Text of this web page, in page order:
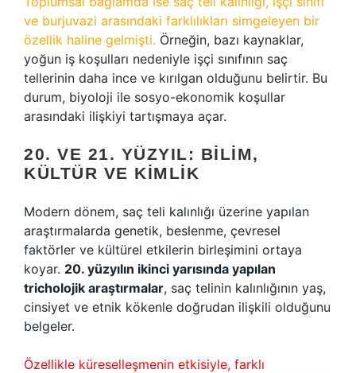
ve burjuvazi arasındaki farklılıkları simgeleyen bir
özellik haline gelmişti. Örneğin, bazı kaynaklar,
yoğun iş koşulları nedeniyle işçi sınıfının saç
tellerinin daha ince ve kırılgan olduğunu belirtir. Bu
durum, biyoloji ile sosyo-ekonomik koşullar
arasındaki ilişkiyi tartışmaya açar.
20. VE 21. YÜZYIL: BILIM,
KÜLTÜR VE KIMLIK
Modern dönem, saç teli kalınlığı üzerine yapılan
araştırmalarda genetik, beslenme, çevresel
faktörler ve kültürel etkilerin birleşimini ortaya
koyar. 20. yüzyılın ikinci yarısında yapılan
tricholojik araştırmalar, saç telinin kalınlığının yaş,
cinsiyet ve etnik kökenle doğrudan ilişkili olduğunu
belgeler.
Özellikle küreselleşmenin etkisiyle, farklı